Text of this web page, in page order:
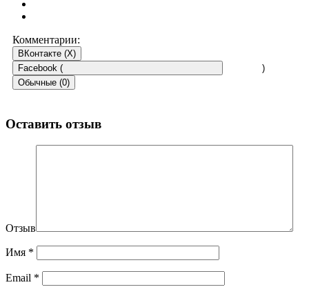
Комментарии:
ВКонтакте (X)
Facebook (
)
Обычные (0)
Оставить отзыв
Отзыв
Имя *
Email *